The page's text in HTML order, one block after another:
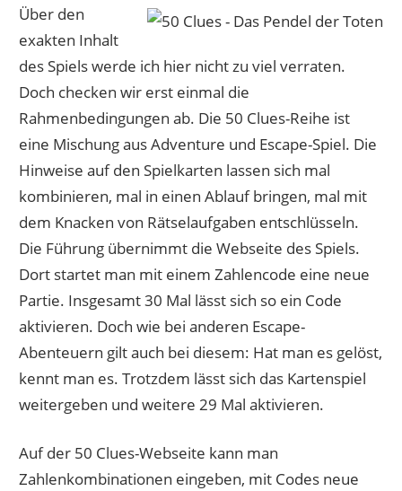
Über den
exakten Inhalt
des Spiels werde ich hier nicht zu viel verraten.
Doch checken wir erst einmal die
Rahmenbedingungen ab. Die 50 Clues-Reihe ist
eine Mischung aus Adventure und Escape-Spiel. Die
Hinweise auf den Spielkarten lassen sich mal
kombinieren, mal in einen Ablauf bringen, mal mit
dem Knacken von Rätselaufgaben entschlüsseln.
Die Führung übernimmt die Webseite des Spiels.
Dort startet man mit einem Zahlencode eine neue
Partie. Insgesamt 30 Mal lässt sich so ein Code
aktivieren. Doch wie bei anderen Escape-
Abenteuern gilt auch bei diesem: Hat man es gelöst,
kennt man es. Trotzdem lässt sich das Kartenspiel
weitergeben und weitere 29 Mal aktivieren.
Auf der 50 Clues-Webseite kann man
Zahlenkombinationen eingeben, mit Codes neue